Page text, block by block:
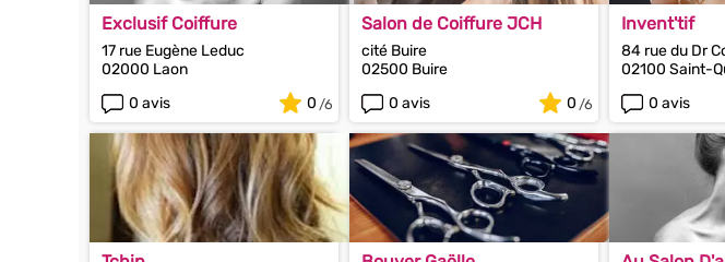
Exclusif Coiffure
17 rue Eugène Leduc
02000 Laon
0 avis
0
Salon de Coiffure JCH
cité Buire
02500 Buire
0 avis
0
Invent'tif
84 rue du Dr
02100 Saint-
0 avis